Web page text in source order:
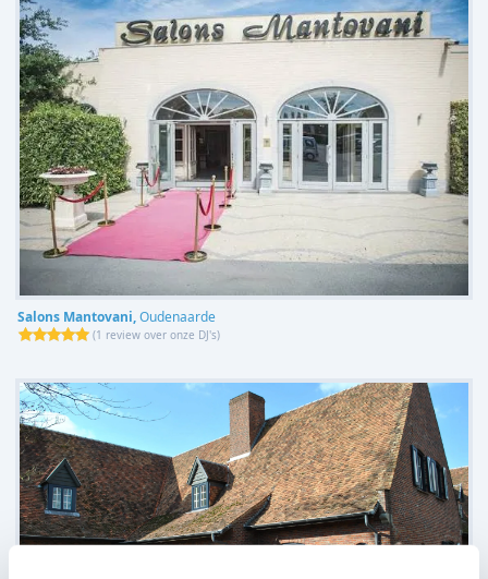
Salons Mantovani,Oudenaarde
(1 review over onze DJ's)